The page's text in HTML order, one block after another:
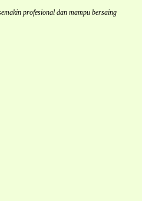
profesional dan mampu bersaing